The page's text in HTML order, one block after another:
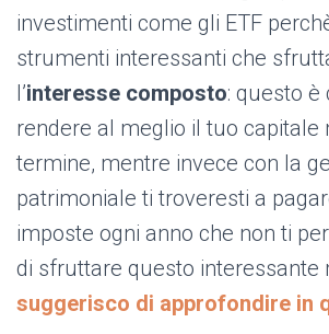
investimenti come gli ETF
strumenti interessanti che
l’interesse composto: questo è
rendere al meglio il tuo capitale
termine, mentre invece con la
patrimoniale ti troveresti a
imposte ogni anno che non ti
di sfruttare questo interessante
suggerisco di approfondire in